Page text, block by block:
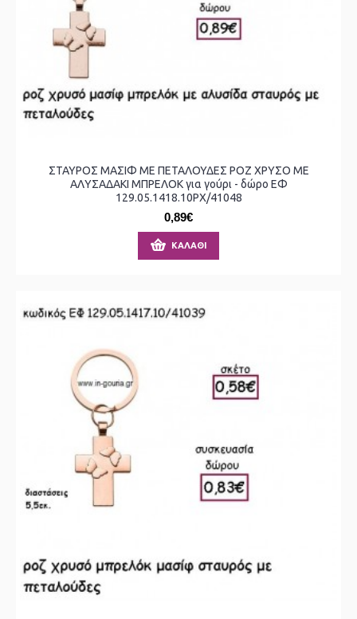
ΣΤΑΥΡΟΣ ΜΑΣΙΦ ΜΕ ΠΕΤΑΛΟΥΔΕΣ ΡΟΖ ΧΡΥΣΟ ΜΕ
ΑΛΥΣΑΔΑΚΙ ΜΠΡΕΛΟΚ για γούρι - δώρο ΕΦ
129.05.1418.10ΡΧ/41048
0,89€
ΚΑΛΆΘΙ